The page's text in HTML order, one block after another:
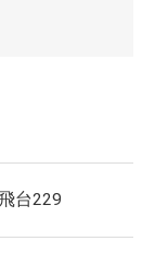
台229